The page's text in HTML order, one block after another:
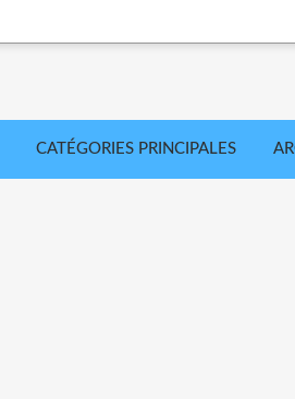
CATÉGORIES PRINCIPALES